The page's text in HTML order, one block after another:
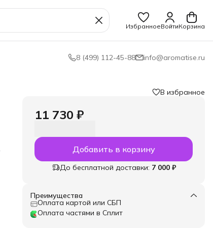
ИзбранноеВойтиКорзина
8 (499) 112-45-88 info@aromatise.ru
В избранное
11 730 ₽
Добавить в корзину
До бесплатной доставки: 7 000 ₽
Преимущества
Оплата картой или СБП
Оплата частями в Сплит